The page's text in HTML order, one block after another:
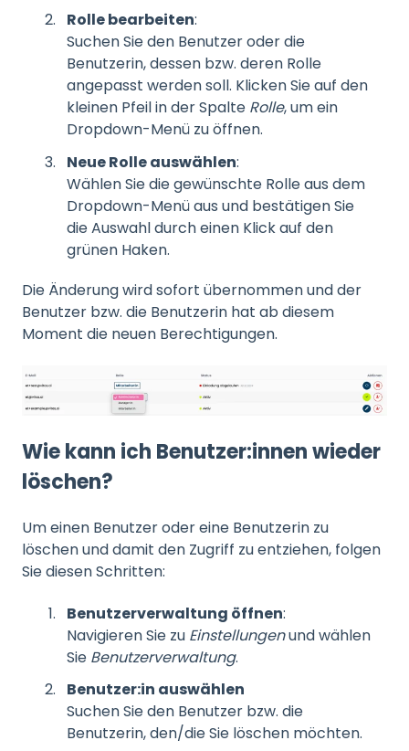
Rolle bearbeiten:
Suchen Sie den Benutzer oder die
Benutzerin, dessen bzw. deren Rolle
angepasst werden soll. Klicken Sie auf den
kleinen Pfeil in der Spalte Rolle, um ein
Dropdown-Menü zu öffnen.
Neue Rolle auswählen:
Wählen Sie die gewünschte Rolle aus dem
Dropdown-Menü aus und bestätigen Sie
die Auswahl durch einen Klick auf den
grünen Haken.
Die Änderung wird sofort übernommen und der
Benutzer bzw. die Benutzerin hat ab diesem
Moment die neuen Berechtigungen.
Wie kann ich Benutzer:innen wieder
löschen?
Um einen Benutzer oder eine Benutzerin zu
löschen und damit den Zugriff zu entziehen, folgen
Sie diesen Schritten:
Benutzerverwaltung öffnen:
Navigieren Sie zu Einstellungenund wählen
Sie Benutzerverwaltung.
Benutzer:in auswählen
Suchen Sie den Benutzer bzw. die
Benutzerin, den/die Sie löschen möchten.